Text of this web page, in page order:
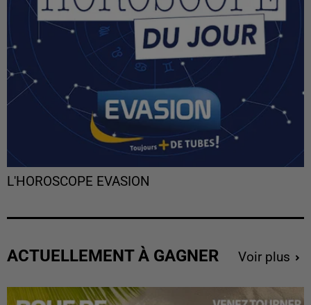
L'HOROSCOPE EVASION
ACTUELLEMENT À GAGNER Voir plus